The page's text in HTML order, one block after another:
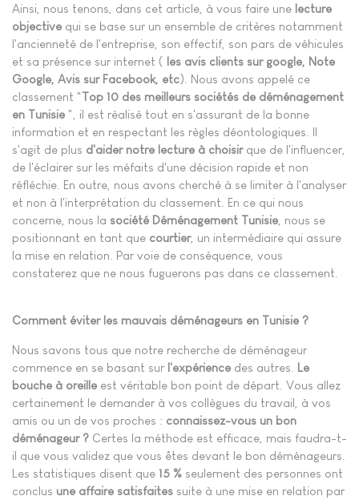
Ainsi, nous tenons, dans cet article, à vous faire une lecture
objective qui se base sur un ensemble de critères notamment
l'ancienneté de l'entreprise, son effectif, son pars de véhicules
et sa présence sur internet ( les avis clients sur google, Note
Google, Avis sur Facebook, etc). Nous avons appelé ce
classement "Top 10 des meilleurs sociétés de déménagement
en Tunisie ", il est réalisé tout en s'assurant de la bonne
information et en respectant les règles déontologiques. Il
s'agit de plus d'aider notre lecture à choisirque de l'influencer,
de l'éclairer sur les méfaits d'une décision rapide et non
réfléchie. En outre, nous avons cherché à se limiter à l'analyser
et non à l'interprétation du classement. En ce qui nous
concerne, nous la société Déménagement Tunisie , nous se
positionnant en tant que courtier, un intermédiaire qui assure
la mise en relation. Par voie de conséquence, vous
constaterez que ne nous fuguerons pas dans ce classement.
Comment éviter les mauvais déménageurs en Tunisie ?
Nous savons tous que notre recherche de déménageur
commence en se basant sur l'expérience des autres. Le
bouche à oreille est véritable bon point de départ. Vous allez
certainement le demander à vos collègues du travail, à vos
amis ou un de vos proches : connaissez-vous un bon
déménageur ? Certes la méthode est efficace, mais faudra-t-
il que vous validez que vous êtes devant le bon déménageurs.
Les statistiques disent que 15 % seulement des personnes ont
conclus une affaire satisfaites suite à une mise en relation par